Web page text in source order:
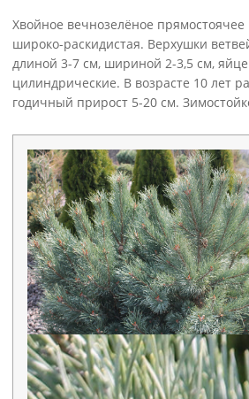
Хвойное вечнозелёное
широко-раскидистая. Верхушки
длиной 3-7 см, шириной 2-3,5 см,
цилиндрические. В возрасте 10 лет
годичный прирост 5-20 см.